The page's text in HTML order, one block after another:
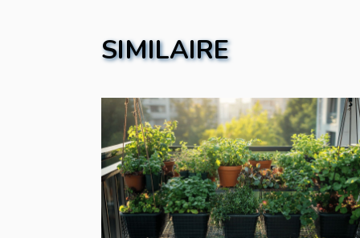
SIMILAIRE